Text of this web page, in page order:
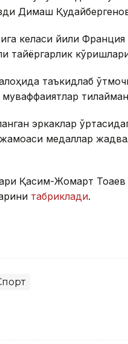
Димаш
келаси йили Франция
тайёргарлик
таъкидлаб
эркаклар
медаллар
Қасим-Жомарт Тоқаев
табриклади.